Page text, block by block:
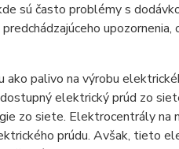
sú často problémy s
palivo na výrobu
elektrický prúd zo
zo siete. Elektrocentrály na
prúdu. Avšak, tieto